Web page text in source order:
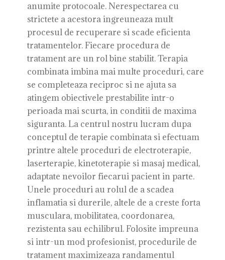
anumite protocoale. Nerespectarea cu
strictete a acestora ingreuneaza mult
procesul de recuperare si scade eficienta
tratamentelor. Fiecare procedura de
tratament are un rol bine stabilit. Terapia
combinata imbina mai multe proceduri, care
se completeaza reciproc si ne ajuta sa
atingem obiectivele prestabilite intr-o
perioada mai scurta, in conditii de maxima
siguranta. La centrul nostru lucram dupa
conceptul de terapie combinata si efectuam
printre altele proceduri de electroterapie,
laserterapie, kinetoterapie si masaj medical,
adaptate nevoilor fiecarui pacient in parte.
Unele proceduri au rolul de a scadea
inflamatia si durerile, altele de a creste forta
musculara, mobilitatea, coordonarea,
rezistenta sau echilibrul. Folosite impreuna
si intr-un mod profesionist, procedurile de
tratament maximizeaza randamentul